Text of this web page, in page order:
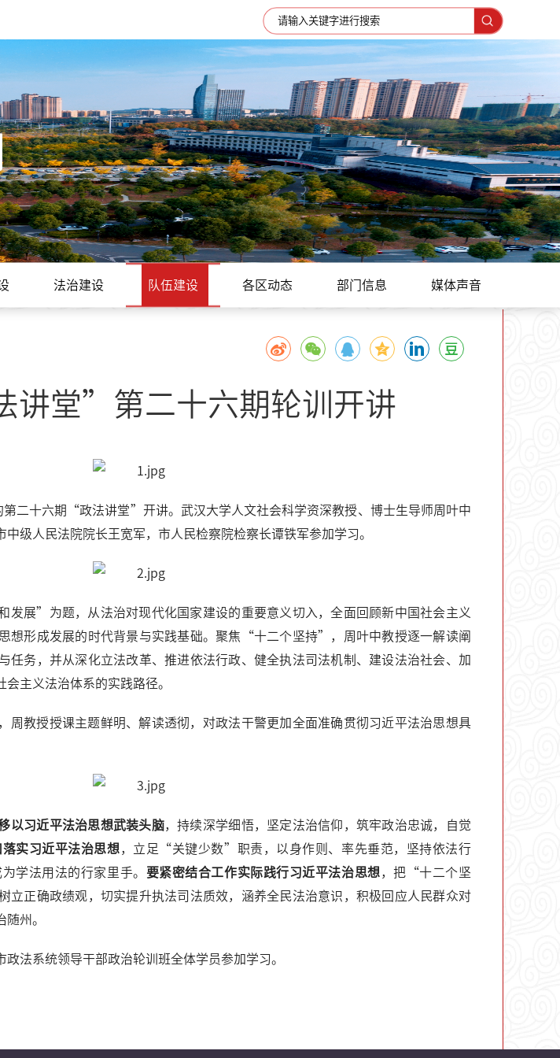
法治建设 队伍建设 各区动态 部门信息 媒体声音
讲堂”第二十六期轮训开讲
第二十六期“政法讲堂”开讲。武汉大学人文社会科学资深教授、博士生导师周叶中
级人民法院院长王宽军，市人民检察院检察长谭铁军参加学习。
发展”为题，从法治对现代化国家建设的重要意义切入，全面回顾新中国社会主义
想形成发展的时代背景与实践基础。聚焦“十二个坚持”，周叶中教授逐一解读阐
任务，并从深化立法改革、推进依法行政、健全执法司法机制、建设法治社会、加
主义法治体系的实践路径。
周教授授课主题鲜明、解读透彻，对政法干警更加全面准确贯彻习近平法治思想具
以习近平法治思想武装头脑，持续深学细悟，坚定法治信仰，筑牢政治忠诚，自觉
实习近平法治思想 ，立足“关键少数”职责，以身作则、率先垂范，坚持依法行
学法用法的行家里手。 要紧密结合工作实际践行习近平法治思想 ，把“十二个坚
正确政绩观，切实提升执法司法质效，涵养全民法治意识，积极回应人民群众对
州。
法系统领导干部政治轮训班全体学员参加学习。